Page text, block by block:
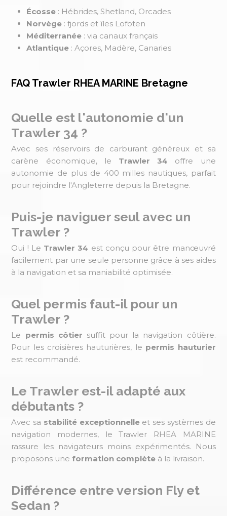
Écosse : Hébrides, Shetland, Orcades
Norvège : fjords et îles Lofoten
Méditerranée : via canaux français
Atlantique : Açores, Madère, Canaries
FAQ Trawler RHEA MARINE Bretagne
Quelle est l'autonomie d'un
Trawler 34 ?
Avec ses réservoirs de carburant généreux et sa
carène économique, le Trawler 34 offre une
autonomie de plus de 400 milles nautiques, parfait
pour rejoindre l'Angleterre depuis la Bretagne.
Puis-je naviguer seul avec un
Trawler ?
Oui ! Le Trawler 34 est conçu pour être manœuvré
facilement par une seule personne grâce à ses aides
à la navigation et sa maniabilité optimisée.
Quel permis faut-il pour un
Trawler ?
Le permis côtier suffit pour la navigation côtière.
Pour les croisières hauturières, le permis hauturier
est recommandé.
Le Trawler est-il adapté aux
débutants ?
Avec sa stabilité exceptionnelleet ses systèmes de
navigation modernes, le Trawler RHEA MARINE
rassure les navigateurs moins expérimentés. Nous
proposons uneformation complète à la livraison.
Différence entre version Fly et
Sedan ?